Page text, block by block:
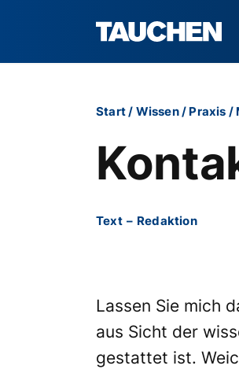
Start/ Wissen/ Praxis /
Text – Redaktion
Lassen Sie mich
aus Sicht der
gestattet ist.